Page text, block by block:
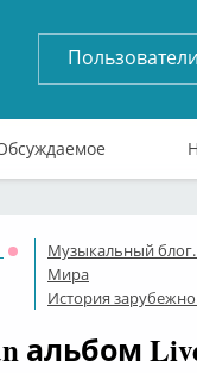
Пользователи
Оффлайн
Музыкальный
Мира
История
альбом